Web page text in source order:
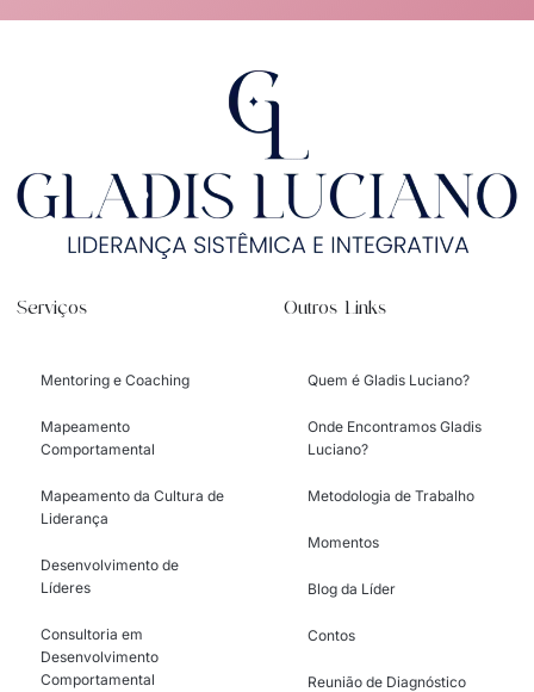
Serviços
Mentoring e Coaching
Mapeamento
Comportamental
Mapeamento da Cultura de
Liderança
Desenvolvimento de
Líderes
Consultoria em
Desenvolvimento
Comportamental
Outros Links
Quem é Gladis Luciano?
Onde Encontramos Gladis
Luciano?
Metodologia de Trabalho
Momentos
Blog da Líder
Contos
Reunião de Diagnóstico